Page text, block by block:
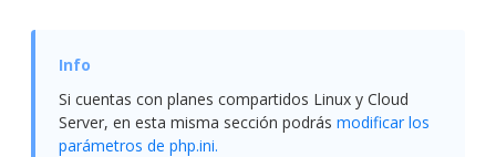
Si cuentas con planes compartidos Linux y Cloud
Server, en esta misma sección podrás modificar los
parámetros de php.ini.